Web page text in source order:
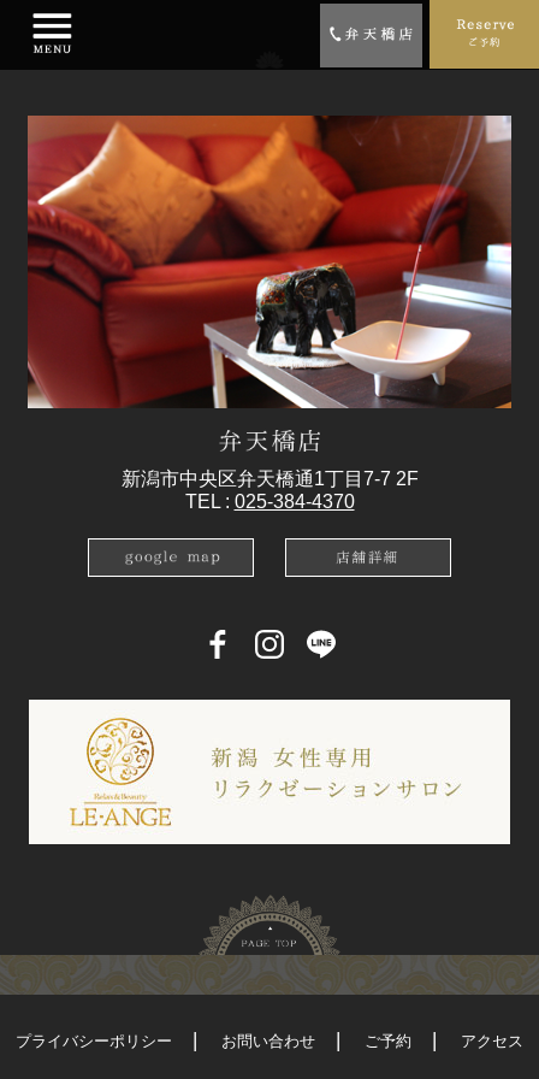
新潟市中央区弁天橋通1丁目7-7 2F
TEL : 025-384-4370
プライバシーポリシー お問い合わせ ご予約 アクセス